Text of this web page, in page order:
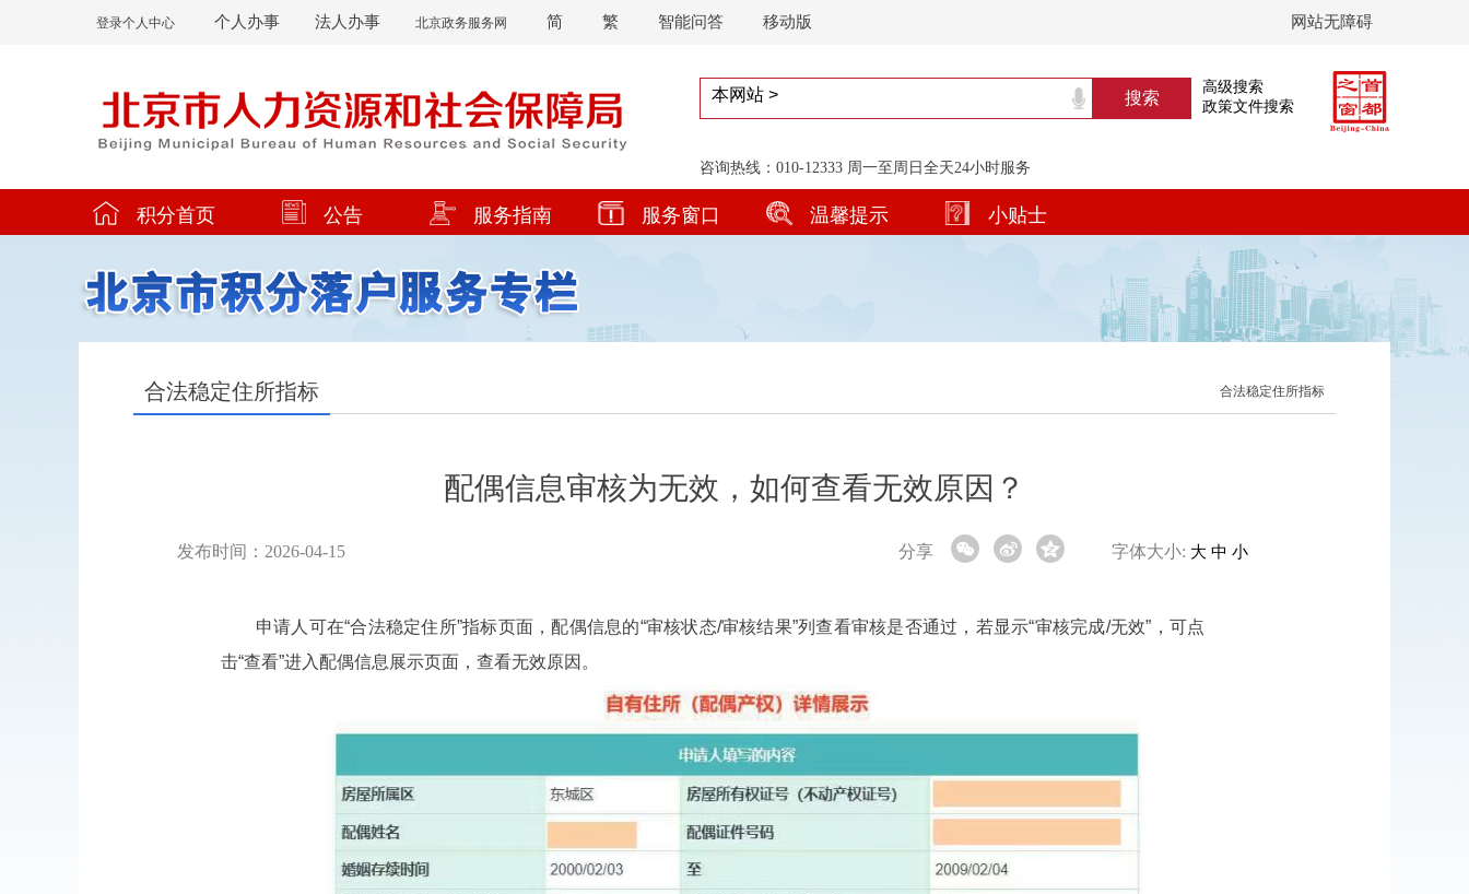
登录个人中心 个人办事 法人办事 北京政务服务网 简 繁 网站无障碍
智能问答 移动版
高级搜索
政策文件搜索
咨询热线：010-12333 周一至周日全天24小时服务
积分首页 公告 服务指南 服务窗口 温馨提示 小贴士
合法稳定住所指标 合法稳定住所指标
配偶信息审核为无效，如何查看无效原因？
发布时间：2026-04-15 分享 字体大小: 大 中 小
申请人可在“合法稳定住所”指标页面，配偶信息的“审核状态/审核结果”列查看审核是否通过，若显示“审核完成/无效”，可点
击“查看”进入配偶信息展示页面，查看无效原因。